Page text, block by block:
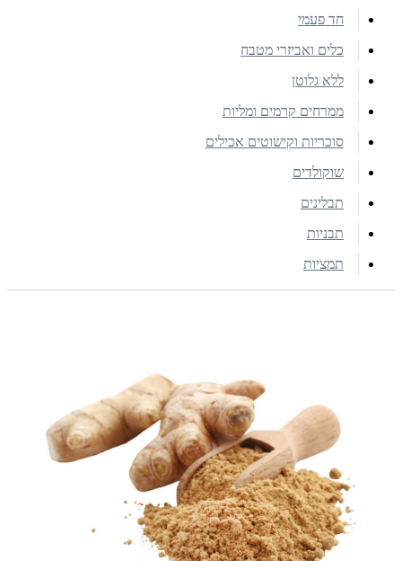
חד פעמי
כלים ואביזרי מטבח
ללא גלוטן
ממרחים קרמים ומליות
סוכריות וקישוטים אכילים
שוקולדים
תבלינים
תבניות
תמציות